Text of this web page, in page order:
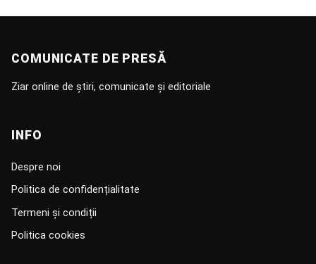
COMUNICATE DE PRESĂ
Ziar online de știri, comunicate și editoriale
INFO
Despre noi
Politica de confidențialitate
Termeni și condiții
Politica cookies